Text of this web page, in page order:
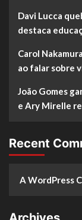
Davi Lucca
destaca
Carol
ao falar sobre
João Gomes
e Ary Mirelle
Recent
A WordPress